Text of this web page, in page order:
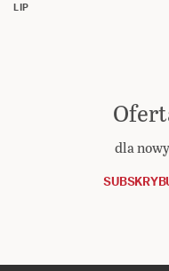
LIP
dla